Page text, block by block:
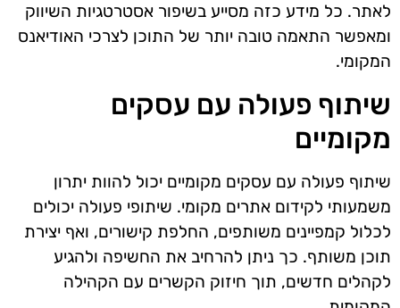
לאתר. כל מידע כזה מסייע בשיפור אסטרטגיות השיווק
ומאפשר התאמה טובה יותר של התוכן לצרכי האודיאנס
המקומי.
שיתוף פעולה עם עסקים
מקומיים
שיתוף פעולה עם עסקים מקומיים יכול להוות יתרון
משמעותי לקידום אתרים מקומי. שיתופי פעולה יכולים
לכלול קמפיינים משותפים, החלפת קישורים, ואף יצירת
תוכן משותף. כך ניתן להרחיב את החשיפה ולהגיע
לקהלים חדשים, תוך חיזוק הקשרים עם הקהילה